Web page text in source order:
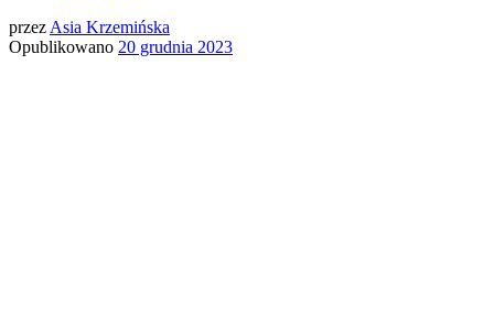
przez Asia Krzemińska
Opublikowano 20 grudnia 2023